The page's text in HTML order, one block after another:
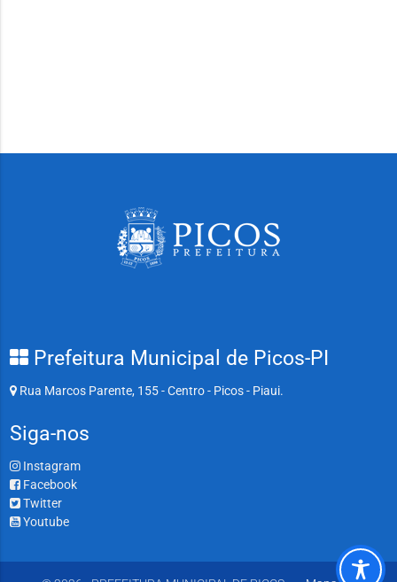
Prefeitura Municipal de Picos-PI
Rua Marcos Parente, 155 - Centro - Picos - Piaui.
Siga-nos
Instagram
Facebook
Twitter
Youtube